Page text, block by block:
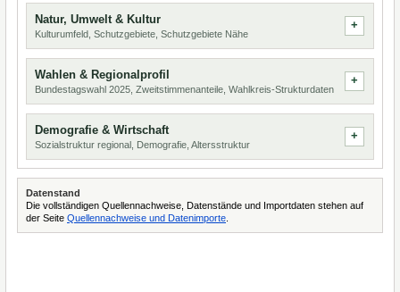
Natur, Umwelt & Kultur
Kulturumfeld, Schutzgebiete, Schutzgebiete Nähe
Wahlen & Regionalprofil
Bundestagswahl 2025, Zweitstimmenanteile, Wahlkreis-Strukturdaten
Demografie & Wirtschaft
Sozialstruktur regional, Demografie, Altersstruktur
Datenstand
Die vollständigen Quellennachweise, Datenstände und Importdaten stehen auf
der Seite Quellennachweise und Datenimporte